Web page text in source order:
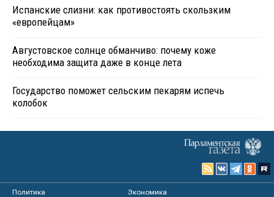
Испанские слизни: как противостоять скользким
«европейцам»
Августовское солнце обманчиво: почему коже
необходима защита даже в конце лета
Государство поможет сельским пекарям испечь
колобок
Политика
Экономика